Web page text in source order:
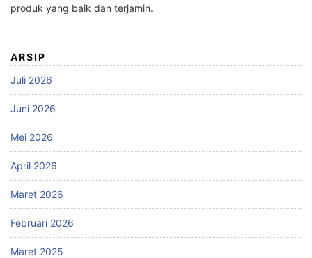
produk yang baik dan terjamin.
ARSIP
Juli 2026
Juni 2026
Mei 2026
April 2026
Maret 2026
Februari 2026
Maret 2025